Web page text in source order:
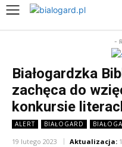
-
Białogardzka
zachęca do
konkursie
ALERT BIAŁOGARD
19 lutego 2023 Aktualizacja: